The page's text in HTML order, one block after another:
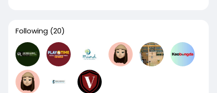
Following (20)